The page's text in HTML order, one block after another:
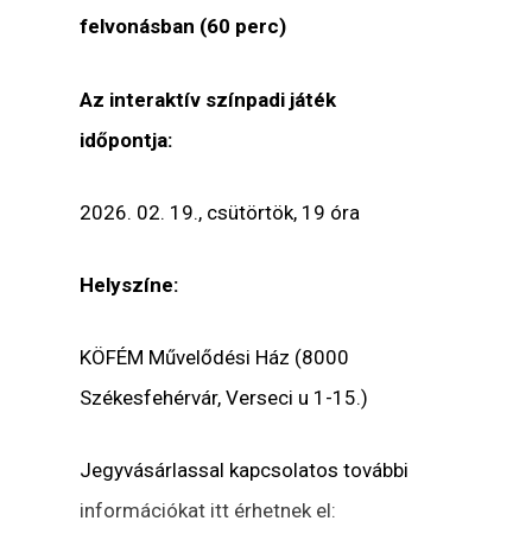
felvonásban (60 perc)
Az interaktív színpadi játék
időpontja:
2026. 02. 19., csütörtök, 19 óra
Helyszíne:
KÖFÉM Művelődési Ház (8000
Székesfehérvár, Verseci u 1-15.)
Jegyvásárlassal kapcsolatos további
információkat itt érhetnek el: